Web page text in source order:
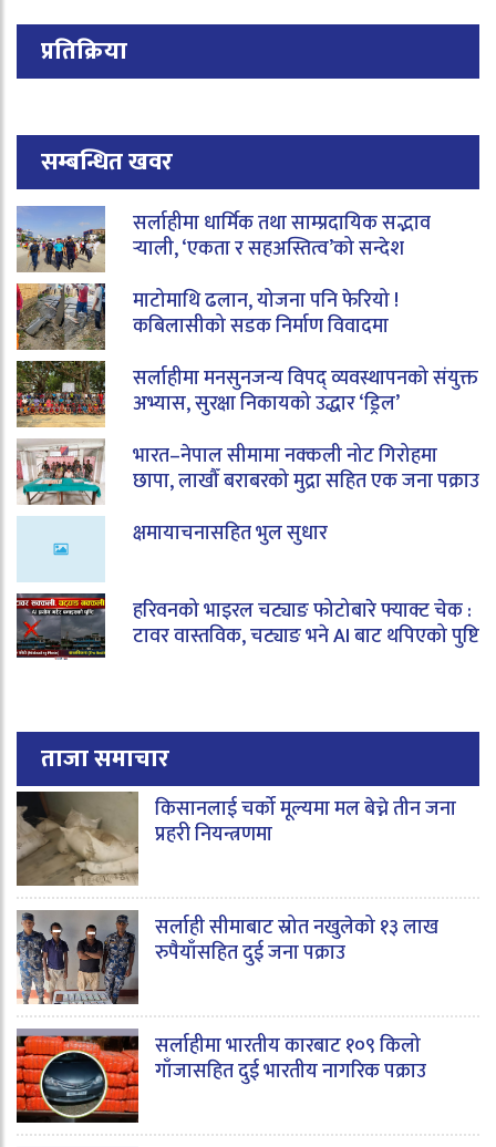
प्रतिक्रिया
सम्बन्धित खवर
सर्लाहीमा धार्मिक तथा साम्प्रदायिक सद्भाव
र्‍याली, ‘एकता र सहअस्तित्व’को सन्देश
माटोमाथि ढलान, योजना पनि फेरियो !
कबिलासीको सडक निर्माण विवादमा
सर्लाहीमा मनसुनजन्य विपद् व्यवस्थापनको संयुक्त
अभ्यास, सुरक्षा निकायको उद्धार ‘ड्रिल’
भारत–नेपाल सीमामा नक्कली नोट गिरोहमा
छापा, लाखौँ बराबरको मुद्रा सहित एक जना पक्राउ
क्षमायाचनासहित भुल सुधार
हरिवनको भाइरल चट्याङ फोटोबारे फ्याक्ट चेक :
टावर वास्तविक, चट्याङ भने AI बाट थपिएको पुष्टि
ताजा समाचार
किसानलाई चर्को मूल्यमा मल बेच्ने तीन जना
प्रहरी नियन्त्रणमा
सर्लाही सीमाबाट स्रोत नखुलेको १३ लाख
रुपैयाँसहित दुई जना पक्राउ
सर्लाहीमा भारतीय कारबाट १०९ किलो
गाँजासहित दुई भारतीय नागरिक पक्राउ